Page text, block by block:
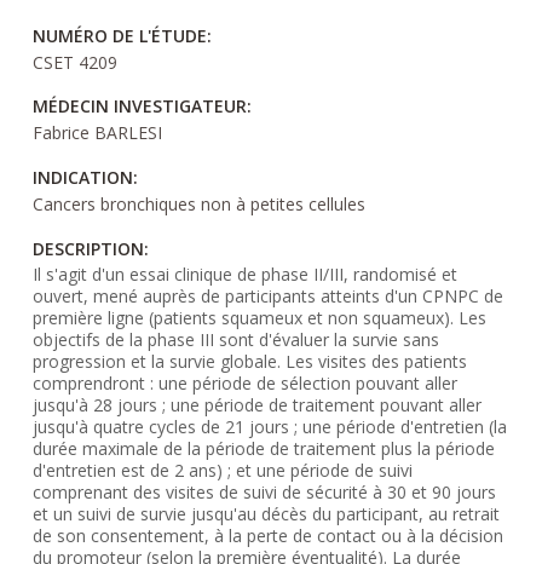
NUMÉRO DE L'ÉTUDE:
CSET 4209
MÉDECIN INVESTIGATEUR:
Fabrice BARLESI
INDICATION:
Cancers bronchiques non à petites cellules
DESCRIPTION:
Il s'agit d'un essai clinique de phase II/III, randomisé et
ouvert, mené auprès de participants atteints d'un CPNPC de
première ligne (patients squameux et non squameux). Les
objectifs de la phase III sont d'évaluer la survie sans
progression et la survie globale. Les visites des patients
comprendront : une période de sélection pouvant aller
jusqu'à 28 jours ; une période de traitement pouvant aller
jusqu'à quatre cycles de 21 jours ; une période d'entretien (la
durée maximale de la période de traitement plus la période
d'entretien est de 2 ans) ; et une période de suivi
comprenant des visites de suivi de sécurité à 30 et 90 jours
et un suivi de survie jusqu'au décès du participant, au retrait
de son consentement, à la perte de contact ou à la décision
du promoteur (selon la première éventualité). La durée